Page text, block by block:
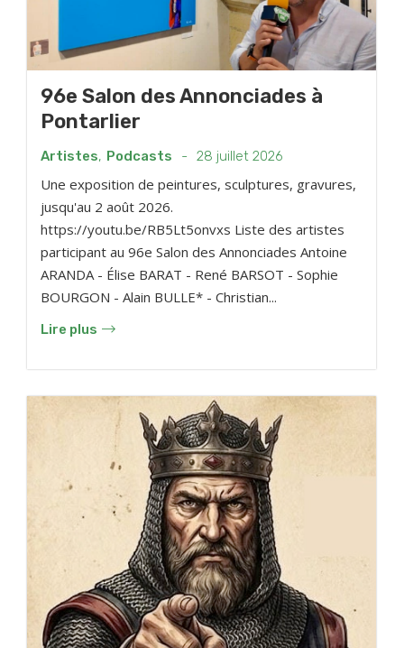
96e Salon des Annonciades à
Pontarlier
Artistes, Podcasts - 28 juillet 2026
Une exposition de peintures, sculptures, gravures,
jusqu'au 2 août 2026.
https://youtu.be/RB5Lt5onvxs Liste des artistes
participant au 96e Salon des Annonciades Antoine
ARANDA - Élise BARAT - René BARSOT - Sophie
BOURGON - Alain BULLE* - Christian...
Lire plus